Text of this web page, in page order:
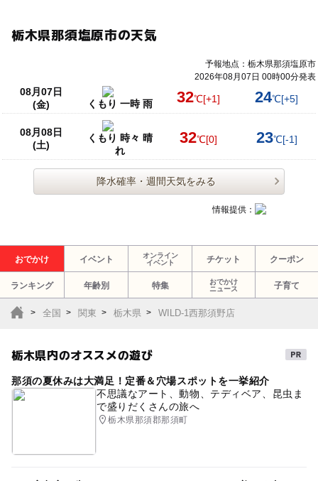
栃木県那須塩原市の天気
予報地点：栃木県那須塩原市
2026年08月07日 00時00分発表
08月07日
(金)
くもり 一時 雨 32℃[+1] 24℃[+5]
08月08日
(土)
くもり 時々 晴
れ
32℃[0] 23℃[-1]
降水確率・週間天気をみる
情報提供：
おでかけ イベント
オンライン
イベント
チケット クーポン
ランキング 年齢別 特集
おでかけ
ニュース
子育て
全国 関東 栃木県 WILD-1西那須野店
栃木県内のオススメの遊び
那須の夏休みは大満足！定番＆穴場スポットを一挙紹介
不思議なアート、動物、テディベア、昆虫ま
で盛りだくさんの旅へ
栃木県那須郡那須町